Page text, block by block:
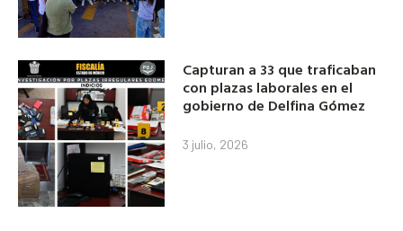
Capturan a 33 que traficaban
con plazas laborales en el
gobierno de Delfina Gómez
3 julio, 2026